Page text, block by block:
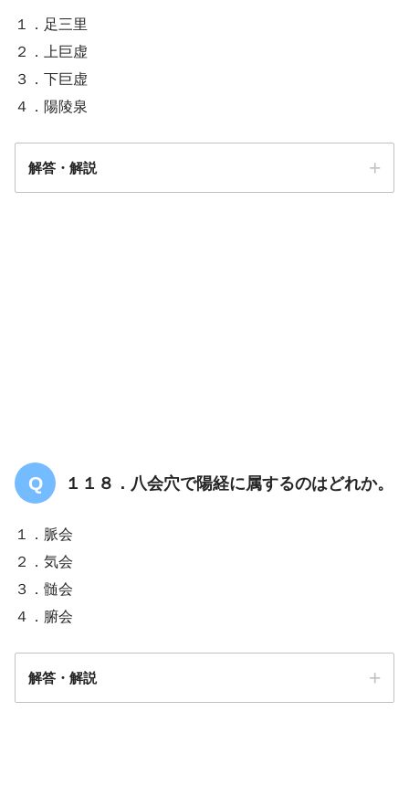
１．足三里
２．上巨虚
３．下巨虚
４．陽陵泉
解答・解説
１１８．八会穴で陽経に属するのはどれか。
１．脈会
２．気会
３．髄会
４．腑会
解答・解説